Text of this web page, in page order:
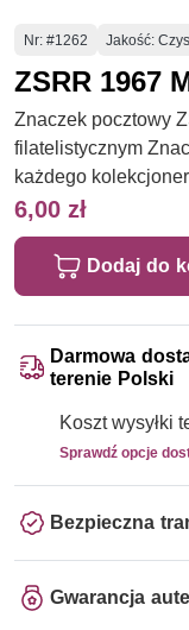
Numer
Nr: #1262 Jakość:
ZSRR 1967
Znaczek pocztowy
filatelistycznym
każdego
6,00 zł
Dodaj do
Darmowa
terenie Polski
Koszt wysyłki
Sprawdź opcje
Bezpieczna
Gwarancja